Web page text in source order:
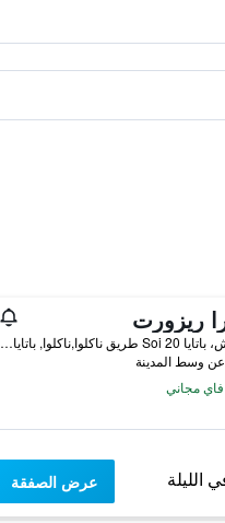
ريزورت
256 دارا بيتش، باتايا Soi 20 طريق ناكلوا,ناكلوا, باتايا, تايلاند
مجاني
الليلة عرض الصفقة